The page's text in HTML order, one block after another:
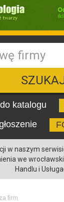
katalogu
w naszym
we
Handlu i
firm